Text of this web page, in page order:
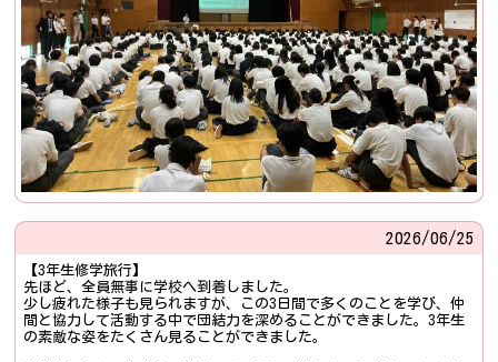
2026/06/25
【3年生修学旅行】
先ほど、全員無事に学校へ到着しました。
少し疲れた様子も見られますが、この3日間で多くのことを学び、仲
間と協力して活動する中で団結力を深めることができました。3年生
の素敵な姿をたくさん見ることができました。